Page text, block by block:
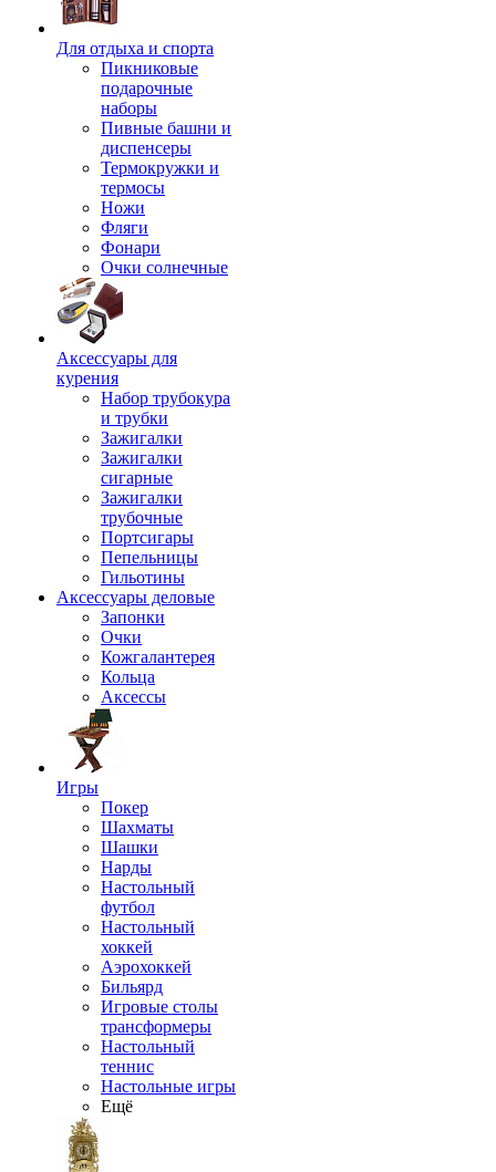
Для отдыха и спорта
Пикниковые
подарочные
наборы
Пивные башни и
диспенсеры
Термокружки и
термосы
Ножи
Фляги
Фонари
Очки солнечные
Аксессуары для
курения
Набор трубокура
и трубки
Зажигалки
Зажигалки
сигарные
Зажигалки
трубочные
Портсигары
Пепельницы
Гильотины
Аксессуары деловые
Запонки
Очки
Кожгалантерея
Кольца
Аксессы
Игры
Покер
Шахматы
Шашки
Нарды
Настольный
футбол
Настольный
хоккей
Аэрохоккей
Бильярд
Игровые столы
трансформеры
Настольный
теннис
Настольные игры
Ещё